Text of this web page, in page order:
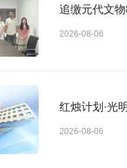
追缴元代文物
2026-08-06
红烛计划·光
2026-08-06